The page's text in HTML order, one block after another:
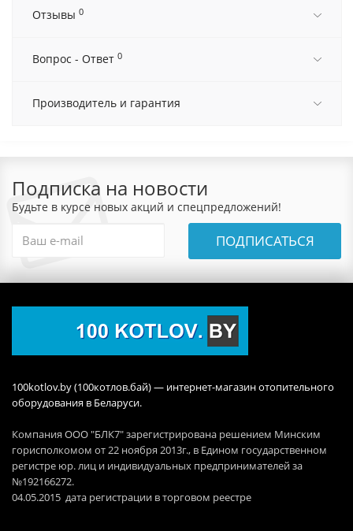
Отзывы 0
Вопрос - Ответ 0
Производитель и гарантия
Подписка на новости
Будьте в курсе новых акций и спецпредложений!
ПОДПИСАТЬСЯ
100kotlov.by (100котлов.бай) — интернет-магазин отопительного
оборудования в Беларуси.
Компания ООО "БЛК7" зарегистрирована решением Минским
горисполкомом от 22 ноября 2013г., в Едином государственном
регистре юр. лиц и индивидуальных предпринимателей за
№192166272.
04.05.2015 дата регистрации в торговом реестре